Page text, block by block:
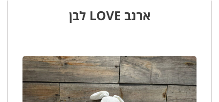
ארנב LOVE לבן